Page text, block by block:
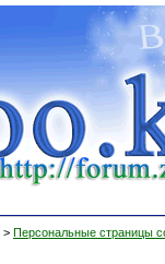
> Персональные страницы